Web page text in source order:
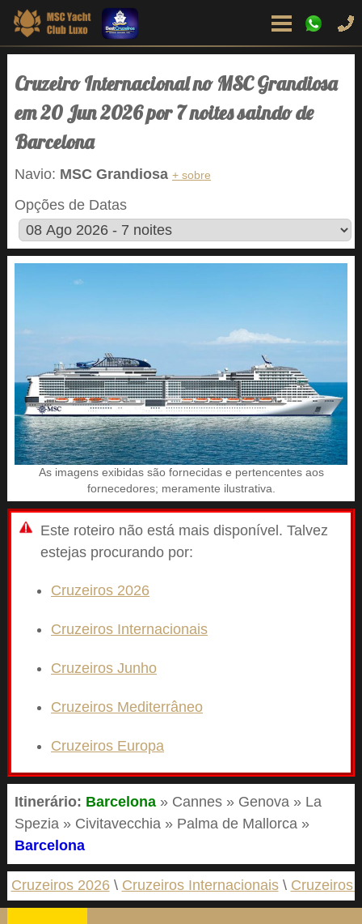
Cruzeiro Internacional no MSC Grandiosa
em 20 Jun 2026 por 7 noites saindo de
Barcelona
Navio: MSC Grandiosa + sobre
Opções de Datas
As imagens exibidas são fornecidas e pertencentes aos
fornecedores; meramente ilustrativa.
Este roteiro não está mais disponível. Talvez
estejas procurando por:
Cruzeiros 2026
Cruzeiros Internacionais
Cruzeiros Junho
Cruzeiros Mediterrâneo
Cruzeiros Europa
Itinerário: Barcelona » Cannes » Genova » La
Spezia » Civitavecchia » Palma de Mallorca »
Barcelona
Cruzeiros 2026 Cruzeiros Internacionais Cruzeiros